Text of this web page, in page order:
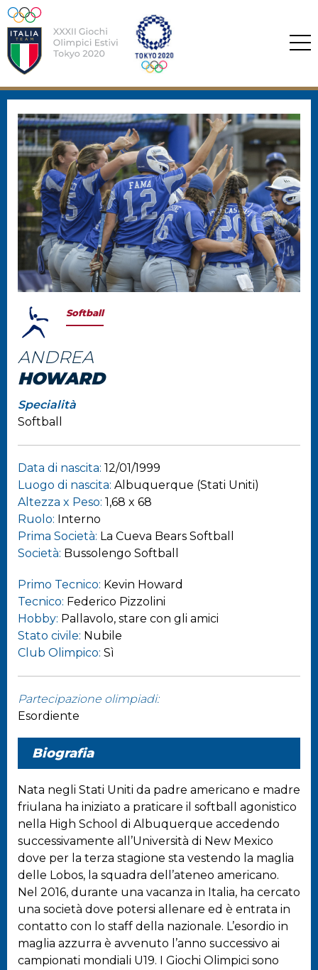
Softball
ANDREA
HOWARD
Specialità
Softball
Data di nascita: 12/01/1999
Luogo di nascita: Albuquerque (Stati Uniti)
Altezza x Peso: 1,68 x 68
Ruolo: Interno
Prima Società: La Cueva Bears Softball
Società: Bussolengo Softball
Primo Tecnico: Kevin Howard
Tecnico: Federico Pizzolini
Hobby: Pallavolo, stare con gli amici
Stato civile: Nubile
Club Olimpico: Sì
Partecipazione olimpiadi:
Esordiente
Biografia
Nata negli Stati Uniti da padre americano e madre
friulana ha iniziato a praticare il softball agonistico
nella High School di Albuquerque accedendo
successivamente all’Università di New Mexico
dove per la terza stagione sta vestendo la maglia
delle Lobos, la squadra dell’ateneo americano.
Nel 2016, durante una vacanza in Italia, ha cercato
una società dove potersi allenare ed è entrata in
contatto con lo staff della nazionale. L’esordio in
maglia azzurra è avvenuto l’anno successivo ai
campionati mondiali U19. I Giochi Olimpici sono